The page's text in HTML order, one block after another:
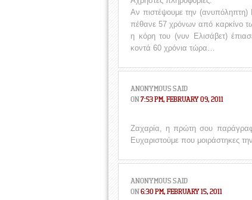
Αν πιστέψουμε την (ανυπόληπτη)
πέθανε 57 χρόνων από καρκίνο
η κόρη του (νυν Ελισάβετ)
κοντά 60 χρόνια τώρα…
ANONYMOUS SAID
ON7:53 PM, FEBRUARY 09, 2011
Ζαχαρία, η πρώτη σου
Ευχαριστούμε που μοιράστηκες
ANONYMOUS SAID
ON6:30 PM, FEBRUARY 15, 2011